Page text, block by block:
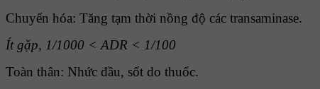
Chuyển hóa: Tăng tạm thời nồng độ các transaminase.
Ít gặp, 1/1000 < ADR < 1/100
Toàn thân: Nhức đầu, sốt do thuốc.